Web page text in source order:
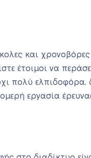
και
έτοιμοι να
πολύ ελπιδοφόρα,
εργασία